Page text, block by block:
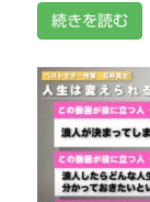
続きを読む